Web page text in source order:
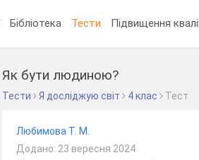
Бібліотека Тести Підвищення
Як бути людиною?
Тести Я досліджую світ 4 клас Тест
Любимова Т. М.
Додано: 23 вересня 2024